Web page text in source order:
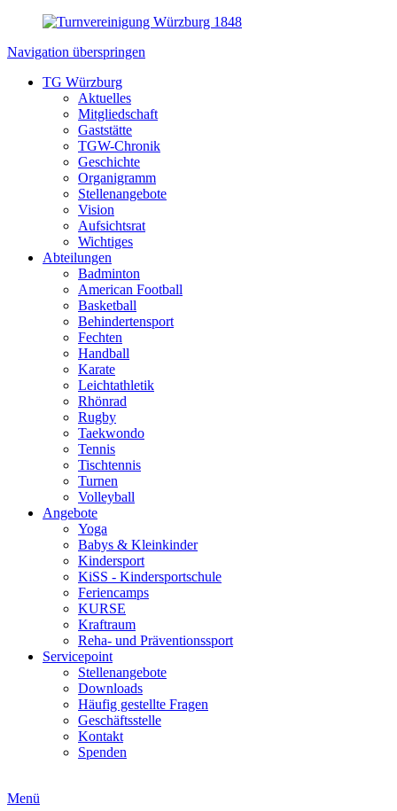
Navigation überspringen
TG Würzburg
Aktuelles
Mitgliedschaft
Gaststätte
TGW-Chronik
Geschichte
Organigramm
Stellenangebote
Vision
Aufsichtsrat
Wichtiges
Abteilungen
Badminton
American Football
Basketball
Behindertensport
Fechten
Handball
Karate
Leichtathletik
Rhönrad
Rugby
Taekwondo
Tennis
Tischtennis
Turnen
Volleyball
Angebote
Yoga
Babys & Kleinkinder
Kindersport
KiSS - Kindersportschule
Feriencamps
KURSE
Kraftraum
Reha- und Präventionssport
Servicepoint
Stellenangebote
Downloads
Häufig gestellte Fragen
Geschäftsstelle
Kontakt
Spenden
Menü